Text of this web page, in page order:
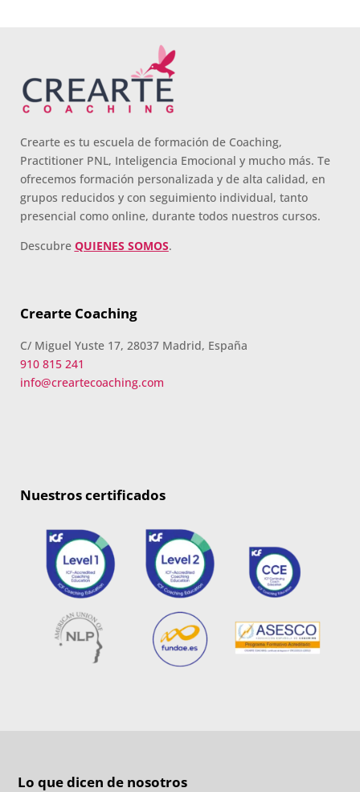
Crearte es tu escuela de formación de Coaching,
Practitioner PNL, Inteligencia Emocional y mucho más. Te
ofrecemos formación personalizada y de alta calidad, en
grupos reducidos y con seguimiento individual, tanto
presencial como online, durante todos nuestros cursos.
Descubre QUIENES SOMOS.
Crearte Coaching
C/ Miguel Yuste 17, 28037 Madrid, España
910 815 241
info@creartecoaching.com
Nuestros certificados
Lo que dicen de nosotros